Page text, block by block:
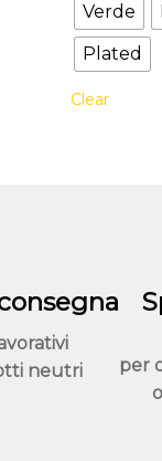
Verde
Plated
Clear
neutri
per